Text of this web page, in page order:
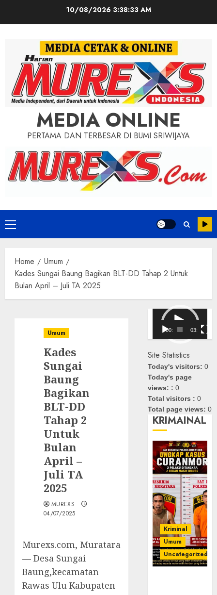
10/08/2026 3:38:35 AM
MEDIA ONLINE
PERTAMA DAN TERBESAR DI BUMI SRIWIJAYA
Primary
Menu
Home
Umum
‎Kades Sungai Baung Bagikan BLT-DD Tahap 2 Untuk
Bulan April – Juli TA 2025
Umum
‎Kades
Sungai
Baung
Bagikan
BLT-DD
Tahap 2
Untuk
Bulan
April –
Juli TA
2025
MUREXS
04/07/2025
Murexs.com, Muratara
— Desa Sungai
Baung,kecamatan
Rawas Ulu Kabupaten
Pemutar
Video
00:00 03:08
Site Statistics
Today's visitors:0
Today's page
views: :0
Total visitors :0
Total page views:0
KRIMAINAL
Kriminal
Umum
Uncategorized